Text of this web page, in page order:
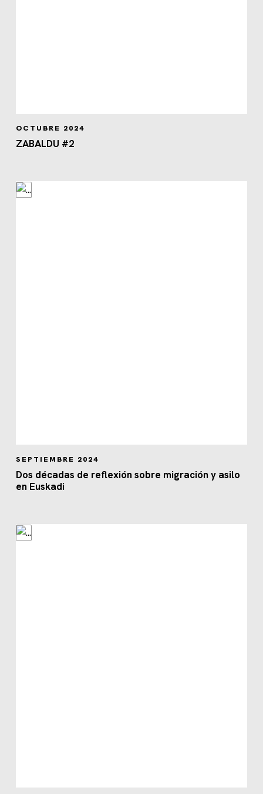
OCTUBRE 2024
ZABALDU #2
SEPTIEMBRE 2024
Dos décadas de reflexión sobre migración y asilo
en Euskadi